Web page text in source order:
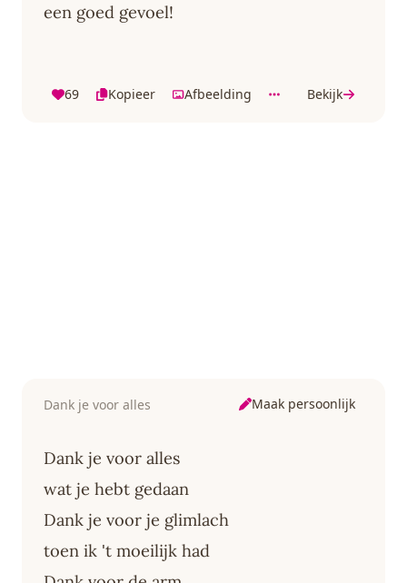
een goed gevoel!
69 Kopieer Afbeelding Bekijk
Dank je voor alles Maak persoonlijk
Dank je voor alles
wat je hebt gedaan
Dank je voor je glimlach
toen ik 't moeilijk had